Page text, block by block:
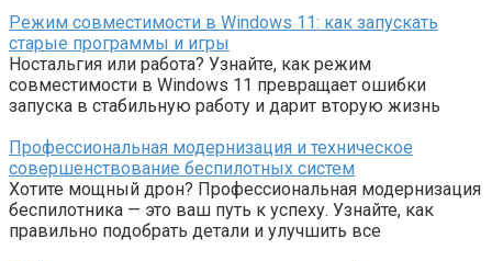
Режим совместимости в Windows 11: как запускать
старые программы и игры
Ностальгия или работа? Узнайте, как режим
совместимости в Windows 11 превращает ошибки
запуска в стабильную работу и дарит вторую жизнь
Профессиональная модернизация и техническое
совершенствование беспилотных систем
Хотите мощный дрон? Профессиональная модернизация
беспилотника — это ваш путь к успеху. Узнайте, как
правильно подобрать детали и улучшить все